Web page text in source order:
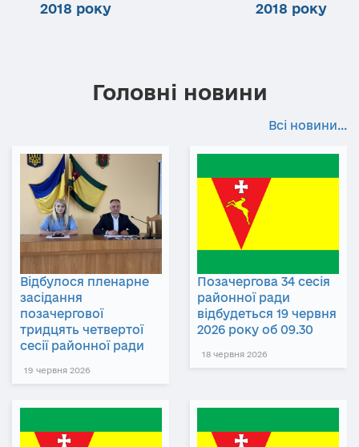
2018 року
2018 року
Головні новини
Всі новини...
Відбулося пленарне
засідання
позачергової
тридцять четвертої
сесії районної ради
19 червня 2026
Позачергова 34 сесія
районної ради
відбудеться 19 червня
2026 року об 09.30
18 червня 2026